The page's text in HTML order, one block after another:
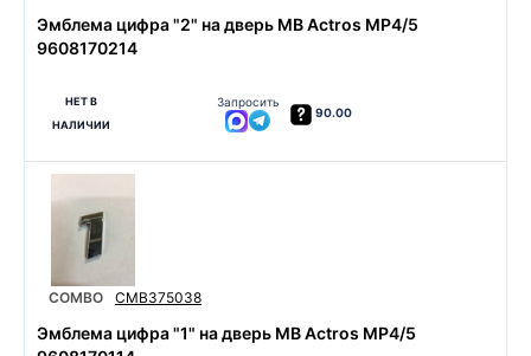
Эмблема цифра "2" на дверь MB Actros MP4/5
9608170214
НЕТ В
НАЛИЧИИ
Запросить
90.00
COMBO CMB375038
Эмблема цифра "1" на дверь MB Actros MP4/5